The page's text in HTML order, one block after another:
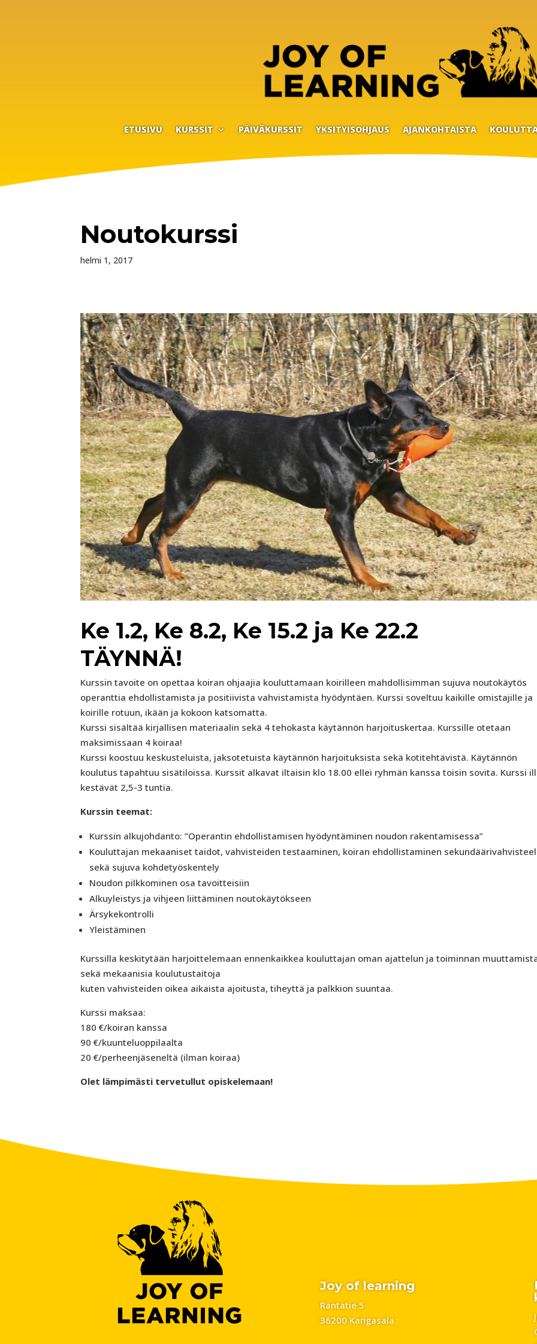
ETUSIVU KURSSIT PÄIVÄKURSSIT YKSITYISOHJAUS AJANKOHTAISTA
Noutokurssi
helmi 1, 2017
Ke 1.2, Ke 8.2, Ke 15.2 ja Ke 22.2
TÄYNNÄ!
Kurssin tavoite on opettaa koiran ohjaajia kouluttamaan koirilleen mahdollisimman sujuva noutokäytös
operanttia ehdollistamista ja positiivista vahvistamista hyödyntäen. Kurssi soveltuu kaikille omistajille ja
koirille rotuun, ikään ja kokoon katsomatta.
Kurssi sisältää kirjallisen materiaalin sekä 4 tehokasta käytännön harjoituskertaa. Kurssille otetaan
maksimissaan 4 koiraa!
Kurssi koostuu keskusteluista, jaksotetuista käytännön harjoituksista sekä kotitehtävistä. Käytännön
koulutus tapahtuu sisätiloissa. Kurssit alkavat iltaisin klo 18.00 ellei ryhmän kanssa toisin sovita. Kurssi
kestävät 2,5-3 tuntia.
Kurssin teemat:
Kurssin alkujohdanto: ”Operantin ehdollistamisen hyödyntäminen noudon rakentamisessa”
Kouluttajan mekaaniset taidot, vahvisteiden testaaminen, koiran ehdollistaminen
sekä sujuva kohdetyöskentely
Noudon pilkkominen osa tavoitteisiin
Alkuyleistys ja vihjeen liittäminen noutokäytökseen
Ärsykekontrolli
Yleistäminen
Kurssilla keskitytään harjoittelemaan ennenkaikkea kouluttajan oman ajattelun ja toiminnan
sekä mekaanisia koulutustaitoja
kuten vahvisteiden oikea aikaista ajoitusta, tiheyttä ja palkkion suuntaa.
Kurssi maksaa:
180 €/koiran kanssa
90 €/kuunteluoppilaalta
20 €/perheenjäseneltä (ilman koiraa)
Olet lämpimästi tervetullut opiskelemaan!
Joy of learning
Rantatie 5
36200 Kangasala